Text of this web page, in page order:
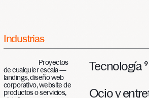
Industrias
Proyectos
de cualquier escala —
landings, diseño web
corporativo, website de
productos o servicios,
Tecnología 9
Ocio y